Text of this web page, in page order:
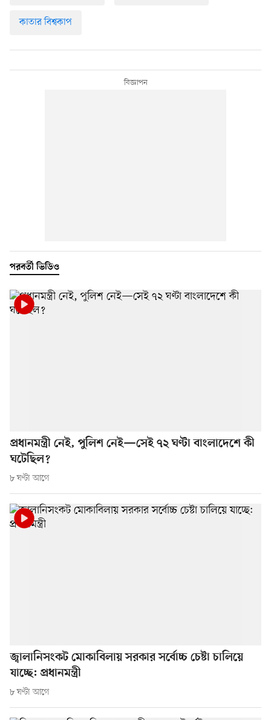
কাতার বিশ্বকাপ
পরবর্তী ভিডিও
প্রধানমন্ত্রী নেই, পুলিশ নেই—সেই ৭২ ঘণ্টা বাংলাদেশে কী
ঘটেছিল?
৮ ঘণ্টা আগে
জ্বালানিসংকট মোকাবিলায় সরকার সর্বোচ্চ চেষ্টা চালিয়ে
যাচ্ছে: প্রধানমন্ত্রী
৮ ঘণ্টা আগে